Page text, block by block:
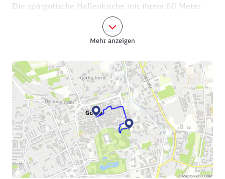
Die spätgotische Hallenkirche mit ihrem 60 Meter
hohen Turm am Neumarkt wurde um 1500 errichtet.
Die evangelische Stadtkirche ist mit einer Schuke-
Orgel ausgestattet und wird oft für Konzerte genutzt.
romantischen Buttermarkt ab. Spätestens hier ist
Gelegenheit zu einer gemütlichen Pause.
Extra-Tipp: Nur wenige Schritte vom Buttermarkt
entfernt befindet sich das KunstForum Hannah Höch
Gotha. In wechselnden Ausstellungen wird hier
zeitgenössische Kunst, besonders von regionalen
Kunstschaffenden, gezeigt.
Mehr anzeigen